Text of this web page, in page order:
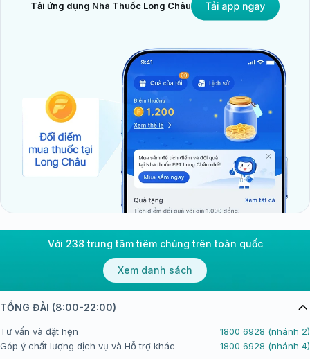
Tải ứng dụng Nhà Thuốc Long Châu
Với 238 trung tâm tiêm chủng trên toàn quốc
Xem danh sách
TỔNG ĐÀI (8:00-22:00)
Tư vấn và đặt hẹn
1800 6928 (nhánh 2)
Góp ý chất lượng dịch vụ và Hỗ trợ khác
1800 6928 (nhánh 4)